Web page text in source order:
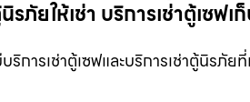
ภัยให้เช่า บริการเช่าตู้เซฟ
การเช่าตู้เซฟและบริการเช่าตู้นิรภัย